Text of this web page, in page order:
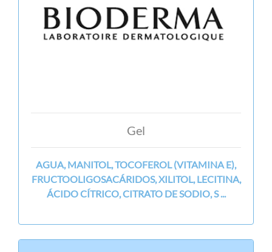
Gel
AGUA, MANITOL, TOCOFEROL (VITAMINA E),
FRUCTOOLIGOSACÁRIDOS, XILITOL, LECITINA,
ÁCIDO CÍTRICO, CITRATO DE SODIO, S ...